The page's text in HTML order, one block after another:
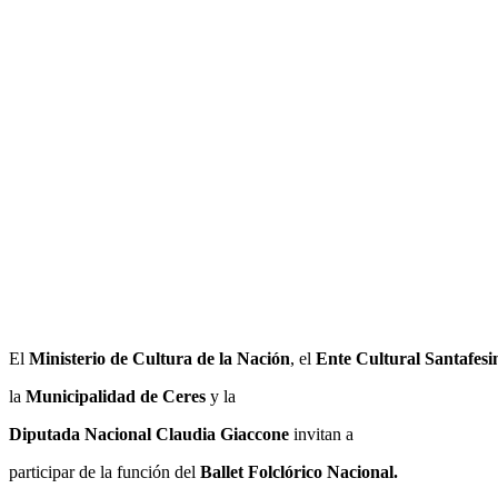
El Ministerio de Cultura de la Nación, el Ente Cultural
la Municipalidad de Ceres y la
Diputada Nacional Claudia Giaccone invitan a
participar de la función del Ballet Folclórico Nacional.